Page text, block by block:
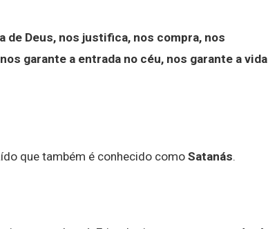
Deus, nos justifica, nos compra, nos
garante a entrada no céu, nos garante a vida
que também é conhecido como Satanás.